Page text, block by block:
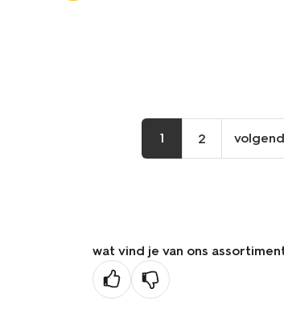
1 2
wat vind je van ons